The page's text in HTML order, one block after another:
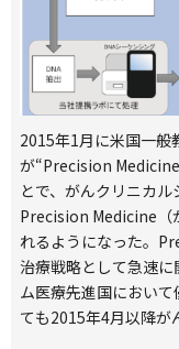
2015年1月に米国一般
が“Precision
とで、がんクリニカ
Precision Medicine（
れるようになった。
治療戦略として急速
ム医療先進国におい
ても2015年4月以降が